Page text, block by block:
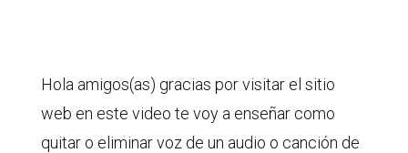
Hola amigos(as) gracias por visitar el sitio
web en este video te voy a enseñar como
quitar o eliminar voz de un audio o canción de